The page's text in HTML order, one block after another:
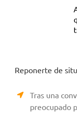
Reponerte de
Tras una
preocupado